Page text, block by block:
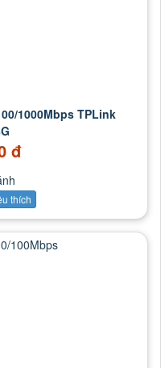
1000Mbps TPLink
đ
thích